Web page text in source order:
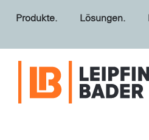
Produkte. Lösungen.